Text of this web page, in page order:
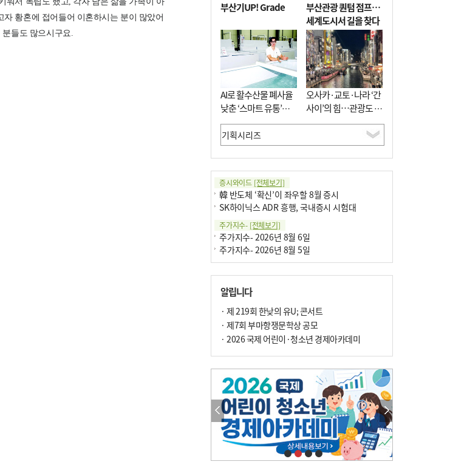
부산기UP! Grade
AI로 활수산물 폐사율
낮춘 ‘스마트 유통’…
사막·산악지대 수출
도전
부산관광 퀀텀 점프…
세계도시서 길을 찾다
오사카·교토·나라 ‘간
사이’의 힘…관광도 뭉
쳐야 흥한다
증시와이드 [전체보기]
韓 반도체 ‘확신’이 좌우할 8월 증시
SK하이닉스 ADR 흥행, 국내증시 시험대
주가지수- [전체보기]
주가지수- 2026년 8월 6일
주가지수- 2026년 8월 5일
알립니다
· 제 219회 한낮의 유U; 콘서트
· 제7회 부마항쟁문학상 공모
· 2026 국제 어린이·청소년 경제아카데미